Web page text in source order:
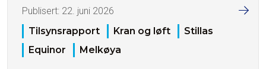
Publisert: 22. juni 2026
Tilsynsrapport
Kran og løft
Stillas
Equinor
Melkøya